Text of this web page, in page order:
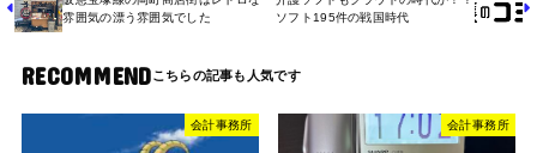
雰囲気の漂う雰囲気でした
ソフト195件の戦国時代
RECOMMEND
会計事務所 会計事務所